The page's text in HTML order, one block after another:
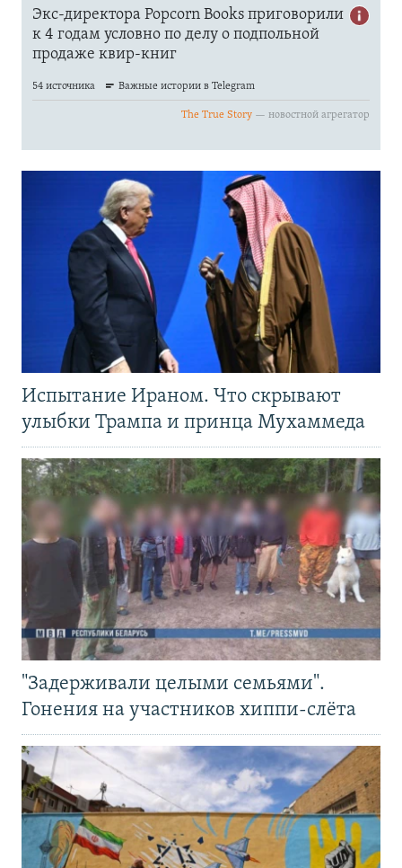
Испытание Ираном. Что скрывают
улыбки Трампа и принца Мухаммеда
"Задерживали целыми семьями".
Гонения на участников хиппи-слёта